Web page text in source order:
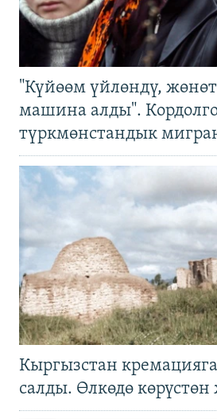
"Күйөөм үйлөндү,
машина алды".
түркмөнстандык
Кыргызстан
салды. Өлкөдө